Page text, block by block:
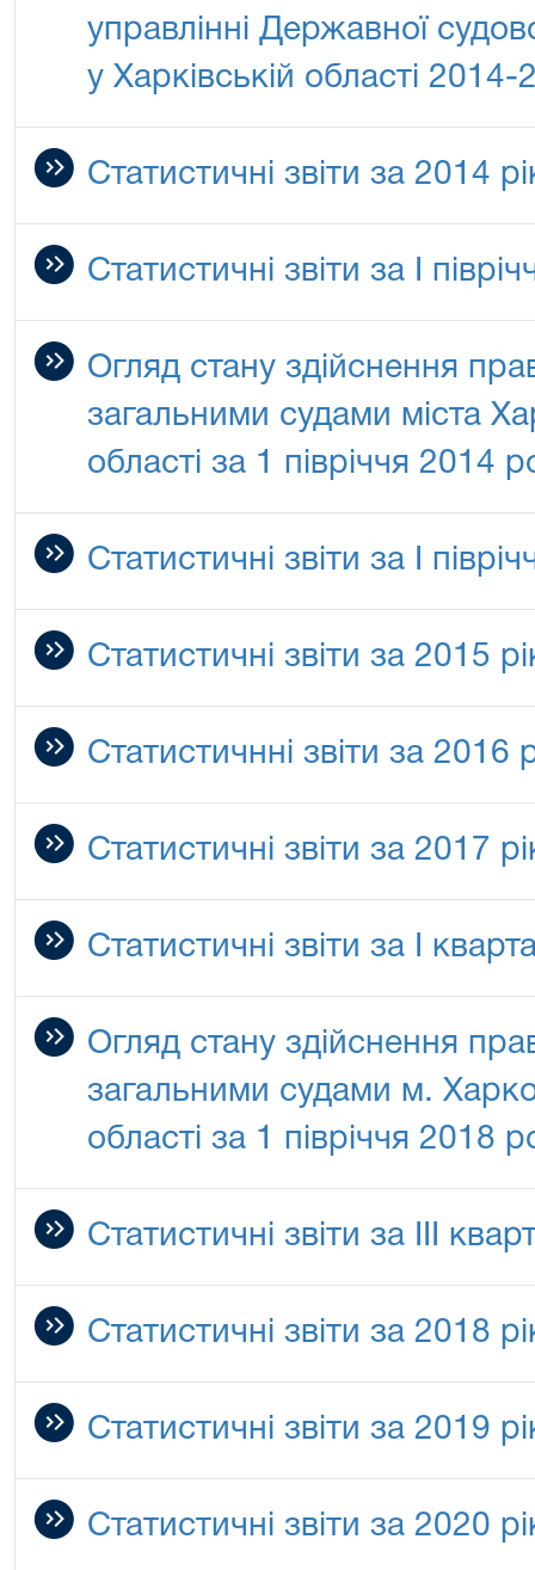
управлінні Державної
у Харківській області 2014-
Статистичні звіти за 2014
Статистичні звіти за I
Огляд стану здійснення
загальними судами міста
області за 1 півріччя 2014
Статистичні звіти за I
Статистичні звіти за 2015
Статистичнні звіти за 2016
Статистичні звіти за 2017
Статистичні звіти за І
Огляд стану здійснення
загальними судами м.
області за 1 півріччя 2018
Статистичні звіти за ІІІ
Статистичні звіти за 2018
Статистичні звіти за 2019
Статистичні звіти за 2020